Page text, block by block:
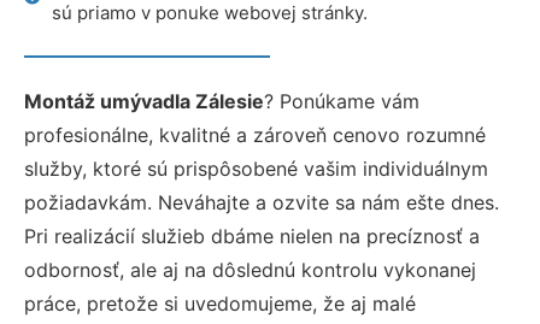
sú priamo v ponuke webovej stránky.
Montáž umývadla Zálesie? Ponúkame vám
profesionálne, kvalitné a zároveň cenovo rozumné
služby, ktoré sú prispôsobené vašim individuálnym
požiadavkám. Neváhajte a ozvite sa nám ešte dnes.
Pri realizácií služieb dbáme nielen na precíznosť a
odbornosť, ale aj na dôslednú kontrolu vykonanej
práce, pretože si uvedomujeme, že aj malé